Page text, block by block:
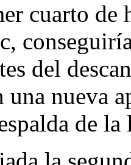
cuarto de
del
una nueva
de